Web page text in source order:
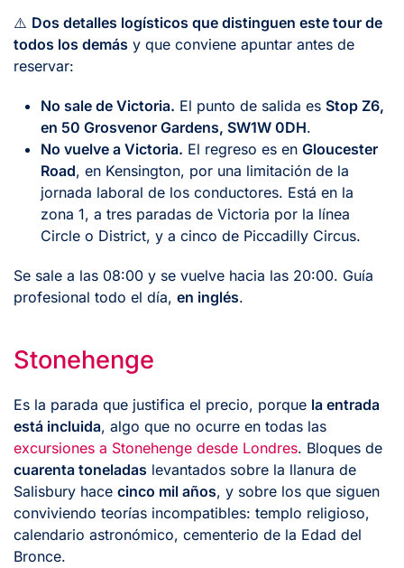
⚠️ Dos detalles logísticos que distinguen este tour de
todos los demás y que conviene apuntar antes de
reservar:
No sale de Victoria. El punto de salida es Stop Z6,
en 50 Grosvenor Gardens, SW1W 0DH.
No vuelve a Victoria. El regreso es en Gloucester
Road, en Kensington, por una limitación de la
jornada laboral de los conductores. Está en la
zona 1, a tres paradas de Victoria por la línea
Circle o District, y a cinco de Piccadilly Circus.
Se sale a las 08:00 y se vuelve hacia las 20:00. Guía
profesional todo el día, en inglés.
Stonehenge
Es la parada que justifica el precio, porque la entrada
está incluida, algo que no ocurre en todas las
excursiones a Stonehenge desde Londres. Bloques de
cuarenta toneladas levantados sobre la llanura de
Salisbury hace cinco mil años, y sobre los que siguen
conviviendo teorías incompatibles: templo religioso,
calendario astronómico, cementerio de la Edad del
Bronce.